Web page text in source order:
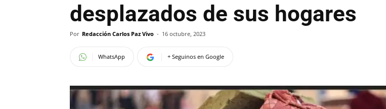
desplazados de sus hogares
Por Redacción Carlos Paz Vivo - 16 octubre, 2023
WhatsApp + Seguinos en Google